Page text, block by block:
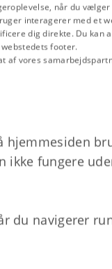
når du vælger
interagerer med et
dig direkte. Du kan
footer.
af vores
ikke fungere
du navigerer